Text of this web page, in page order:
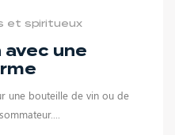
et spiritueux
une
une bouteille de vin ou de